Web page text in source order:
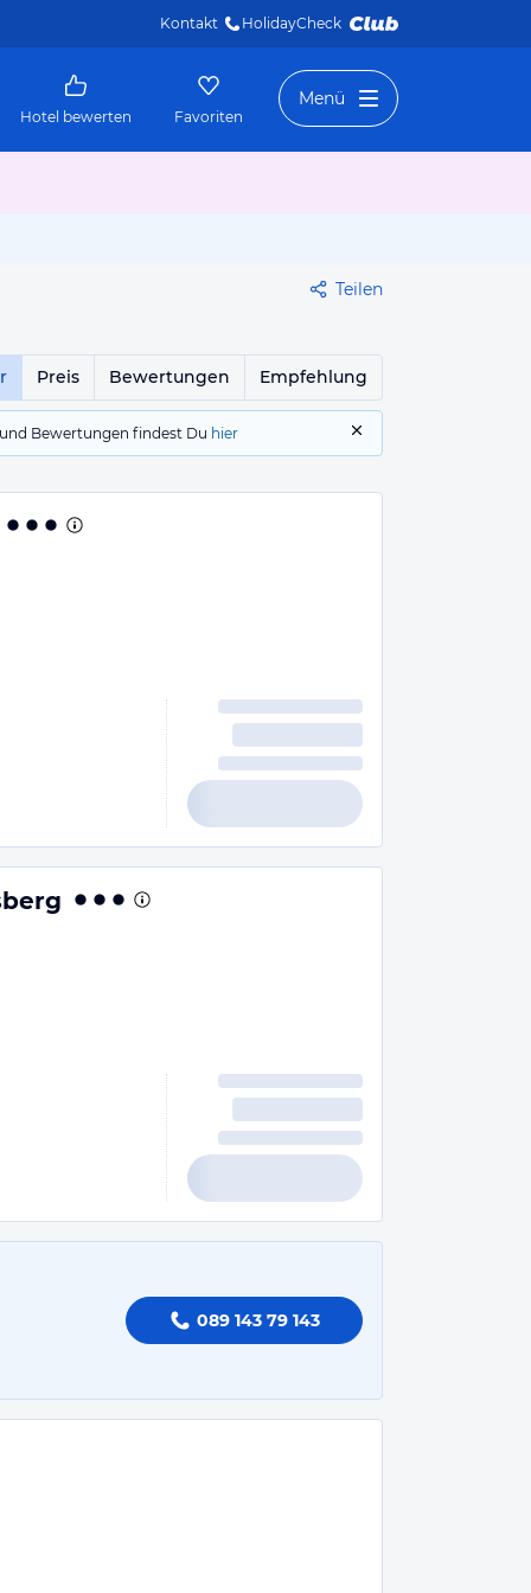
Kontakt HolidayCheck
Hotel bewerten Favoriten
Menü
Teilen
Preis Bewertungen Empfehlung
Bewertungen findest Du hier
089 143 79 143